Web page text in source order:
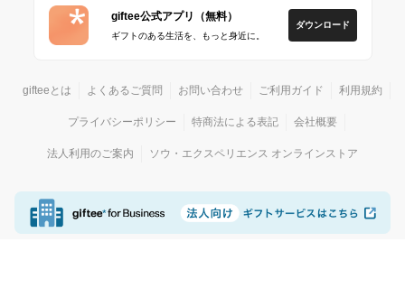
giftee公式アプリ（無料）
ギフトのある生活を、もっと身近に。
ダウンロード
gifteeとは よくあるご質問 お問い合わせ ご利用ガイド 利用規約
プライバシーポリシー 特商法による表記 会社概要
法人利用のご案内 ソウ・エクスペリエンス オンラインストア